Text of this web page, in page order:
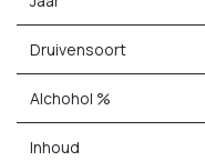
Druivensoort
Alchohol %
Inhoud